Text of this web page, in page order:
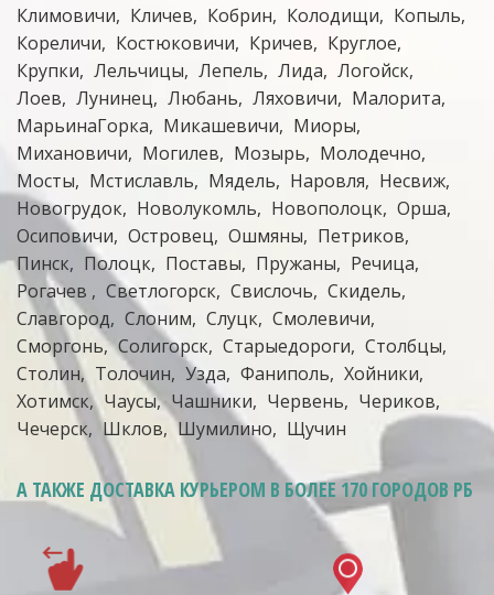
Климовичи
Кличев Кобрин Колодищи
Копыль
Кореличи
Костюковичи Кричев
Круглое
Крупки
Лельчицы Лепель Лида
Логойск
Лоев
Лунинец Любань Ляховичи
Малорита
МарьинаГорка
Микашевичи
Миоры
Михановичи
Могилев Мозырь
Молодечно
Мосты
Мстиславль Мядель Наровля
Несвиж
Новогрудок
Новолукомль Новополоцк Орша
Осиповичи
Островец Ошмяны
Петриков
Пинск
Полоцк Поставы Пружаны
Речица
Рогачев
Светлогорск Свислочь
Скидель
Славгород
Слоним Слуцк Смолевичи
Сморгонь
Солигорск Старыедороги
Столбцы
Столин
Толочин Узда Фаниполь
Хойники
Хотимск
Чаусы Чашники Червень
Чериков
Чечерск Шклов Шумилино Щучин
А ТАКЖЕ ДОСТАВКА КУРЬЕРОМ В БОЛЕЕ 170 ГОРОДОВ РБ